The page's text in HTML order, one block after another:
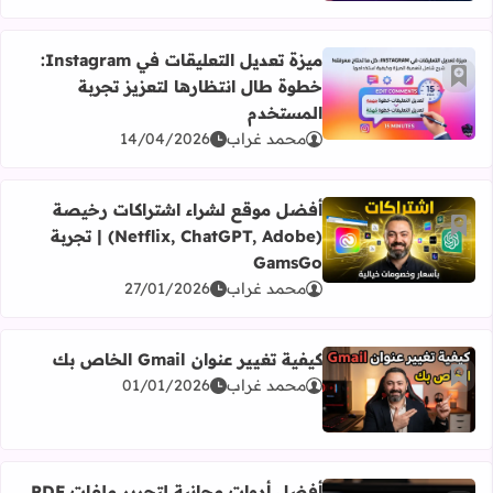
أضف إلى العلامات المرجعية
اقرأ المزيد عن ميزة تعديل التعليقات في Instagram: خطوة طال انتظارها لتعزيز تجربة المستخدم
ميزة تعديل التعليقات في Instagram:
خطوة طال انتظارها لتعزيز تجربة
المستخدم
محمد غراب 14/04/2026
أضف إلى العلامات المرجعية
اقرأ المزيد عن أفضل موقع لشراء اشتراكات رخيصة (Netflix, ChatGPT, Adobe) | تجربة GamsGo
أفضل موقع لشراء اشتراكات رخيصة
(Netflix, ChatGPT, Adobe) | تجربة
GamsGo
محمد غراب 27/01/2026
أضف إلى العلامات المرجعية
اقرأ المزيد عن كيفية تغيير عنوان Gmail الخاص بك
كيفية تغيير عنوان Gmail الخاص بك
محمد غراب 01/01/2026